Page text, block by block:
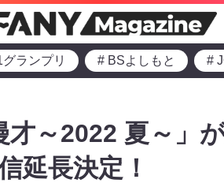
ランプリ # BSよしもと #
才～2022 夏～」
延長決定！